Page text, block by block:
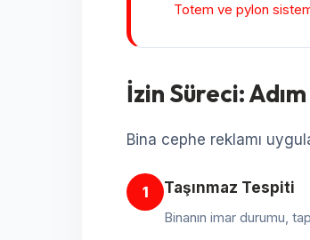
Totem ve pylon
İzin Süreci: Adım
Bina cephe reklamı
1 Taşınmaz Tespiti
Binanın imar durumu,